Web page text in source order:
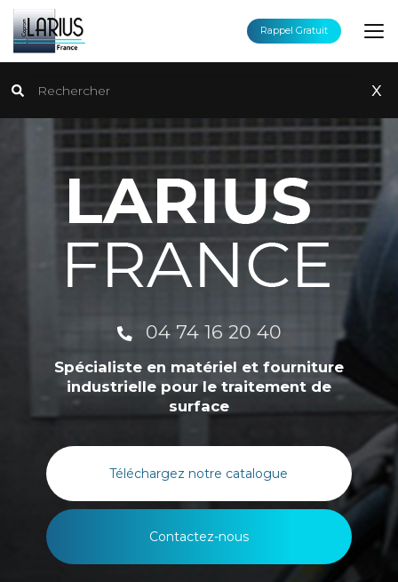
Aller
au
contenu
principal
Rechercher
x
Rappel Gratuit
04 74 16 20 40
Spécialiste en matériel et fourniture
industrielle pour le traitement de
surface
Téléchargez notre catalogue
Contactez-nous